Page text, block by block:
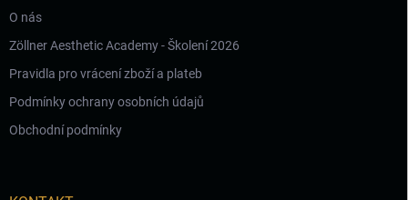
O nás
Zöllner Aesthetic Academy - Školení 2026
Pravidla pro vrácení zboží a plateb
Podmínky ochrany osobních údajů
Obchodní podmínky